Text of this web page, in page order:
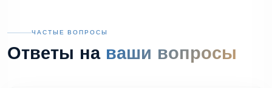
ЧАСТЫЕ ВОПРОСЫ
Ответы на ваши вопросы